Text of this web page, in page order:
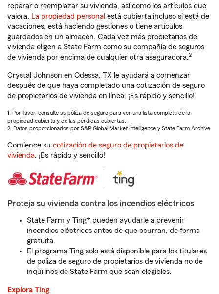
reparar o reemplazar su vivienda, así como los artículos que
valora. La propiedad personal está cubierta incluso si está de
vacaciones, está haciendo gestiones o tiene artículos
guardados en un almacén. Cada vez más propietarios de
vivienda eligen a State Farm como su compañía de seguros
de vivienda por encima de cualquier otra aseguradora.2
Crystal Johnson en Odessa, TX le ayudará a comenzar
después de que haya completado una cotización de seguro
de propietarios de vivienda en línea. ¡Es rápido y sencillo!
1. Por favor, consulte su póliza de seguro para ver una lista completa de la
propiedad cubierta y de las pérdidas cubiertas.
2. Datos proporcionados por S&P Global Market Intelligence y State Farm Archive.
Comience su cotización de seguro de propietarios de
vivienda. ¡Es rápido y sencillo!
Proteja su vivienda contra los incendios eléctricos
State Farm y Ting* pueden ayudarle a prevenir
incendios eléctricos antes de que ocurran, de forma
gratuita.
El programa Ting solo está disponible para los titulares
de póliza de seguro de propietarios de vivienda no de
inquilinos de State Farm que sean elegibles.
Explora Ting